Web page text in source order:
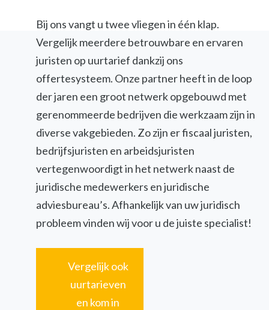
Bij ons vangt u twee vliegen in één klap.
Vergelijk meerdere betrouwbare en ervaren
juristen op uurtarief dankzij ons
offertesysteem. Onze partner heeft in de loop
der jaren een groot netwerk opgebouwd met
gerenommeerde bedrijven die werkzaam zijn in
diverse vakgebieden. Zo zijn er fiscaal juristen,
bedrijfsjuristen en arbeidsjuristen
vertegenwoordigt in het netwerk naast de
juridische medewerkers en juridische
adviesbureau’s. Afhankelijk van uw juridisch
probleem vinden wij voor u de juiste specialist!
Vergelijk ook
uurtarieven
en kom in